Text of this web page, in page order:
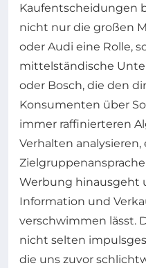
Kaufentscheidungen
nicht nur die großen
oder Audi eine Rolle,
mittelständische
oder Bosch, die den
Konsumenten über
immer raffinierteren
Verhalten
Werbung hinausgeht
Information und
verschwimmen lässt.
nicht selten
die uns zuvor